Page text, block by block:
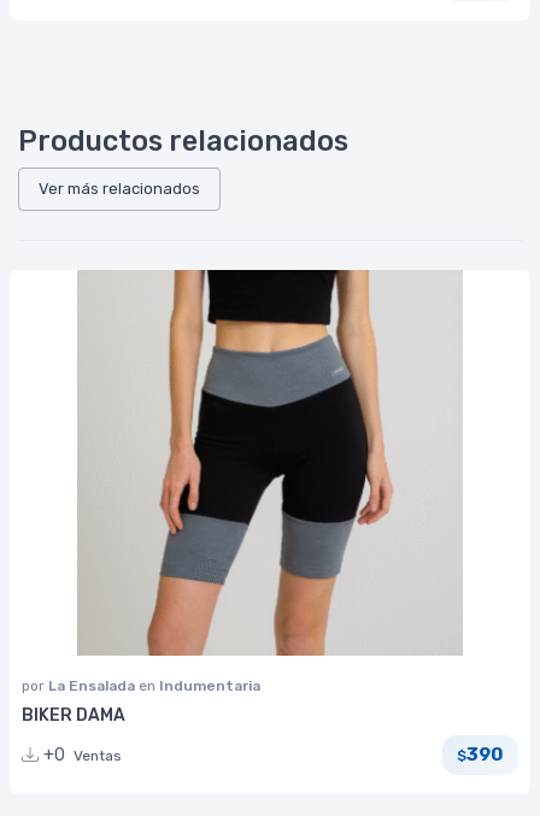
Productos relacionados
Ver más relacionados
por La Ensalada en Indumentaria
BIKER DAMA
+0 Ventas $390